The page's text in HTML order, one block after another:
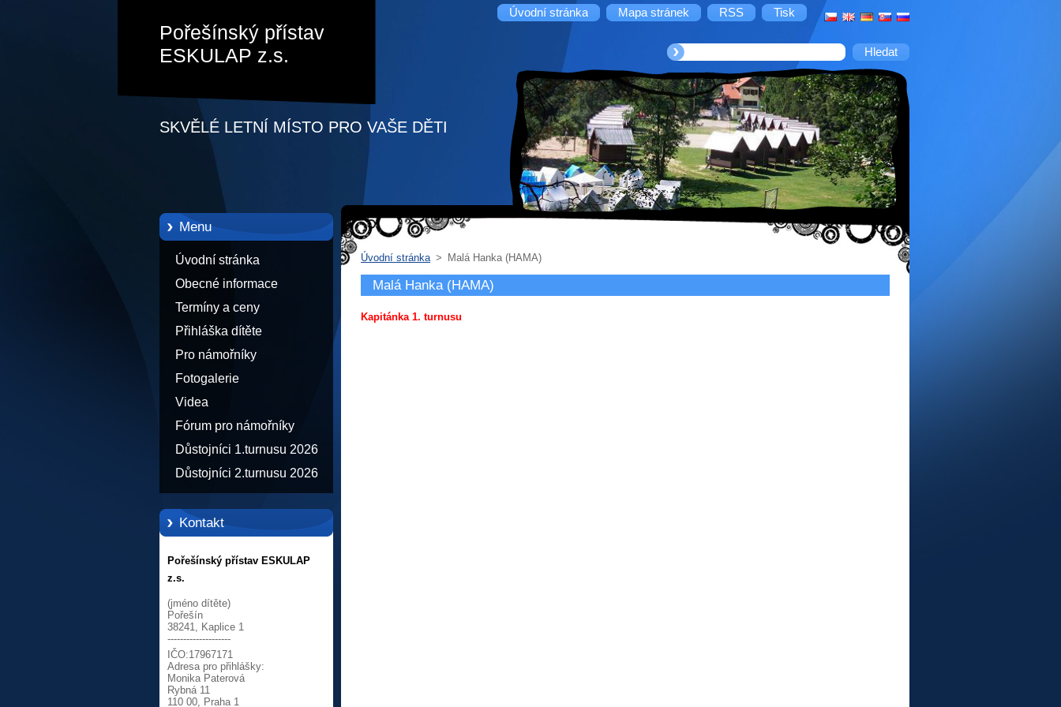
Úvodní stránka Mapa stránek RSS Tisk
Pořešínský přístav
ESKULAP z.s.
SKVĚLÉ LETNÍ MÍSTO PRO VAŠE DĚTI
Menu
Úvodní stránka
Obecné informace
Termíny a ceny
Přihláška dítěte
Pro námořníky
Fotogalerie
Videa
Fórum pro námořníky
Důstojníci 1.turnusu 2026
Důstojníci 2.turnusu 2026
Kontakt
Pořešínský přístav ESKULAP
z.s.
(jméno dítěte)
Pořešín
38241, Kaplice 1
--------------------
IČO:17967171
Adresa pro přihlášky:
Monika Paterová
Rybná 11
110 00, Praha 1
Úvodní stránka > Malá Hanka (HAMA)
Malá Hanka (HAMA)
Kapitánka 1. turnusu